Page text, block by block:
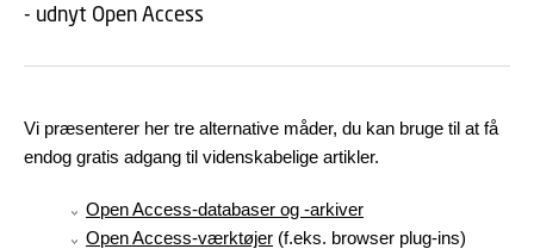
- udnyt Open Access
Vi præsenterer her tre alternative måder, du kan bruge til at få
endog gratis adgang til videnskabelige artikler.
Open Access-databaser og -arkiver
Open Access-værktøjer (f.eks. browser plug-ins)